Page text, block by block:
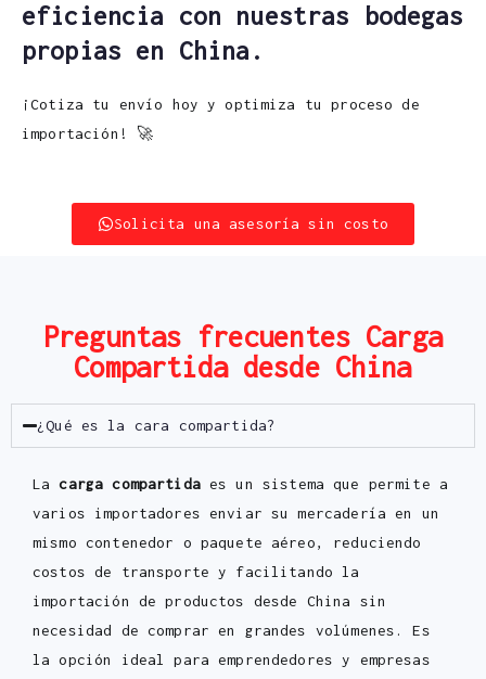
eficiencia con nuestras bodegas
propias en China.
¡Cotiza tu envío hoy y optimiza tu proceso de
importación! 🚀
Solicita una asesoría sin costo
Preguntas frecuentes Carga
Compartida desde China
¿Qué es la cara compartida?
Lacarga compartidaes un sistema que permite a
varios importadores enviar su mercadería en un
mismo contenedor o paquete aéreo, reduciendo
costos de transporte y facilitando la
importación de productos desde China sin
necesidad de comprar en grandes volúmenes. Es
la opción ideal para emprendedores y empresas